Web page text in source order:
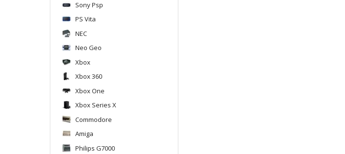
Sony Psp
PS Vita
NEC
Neo Geo
Xbox
Xbox 360
Xbox One
Xbox Series X
Commodore
Amiga
Philips G7000